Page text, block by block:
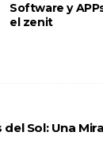
Software y
el zenit
Sol: Una